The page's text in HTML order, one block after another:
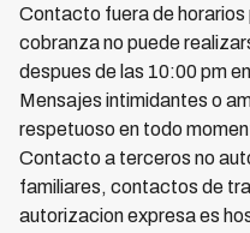
Contacto fuera de
cobranza no puede
despues de las 10:00 pm
Mensajes intimidantes o
respetuoso en todo
Contacto a terceros no
familiares, contactos de
autorizacion expresa es